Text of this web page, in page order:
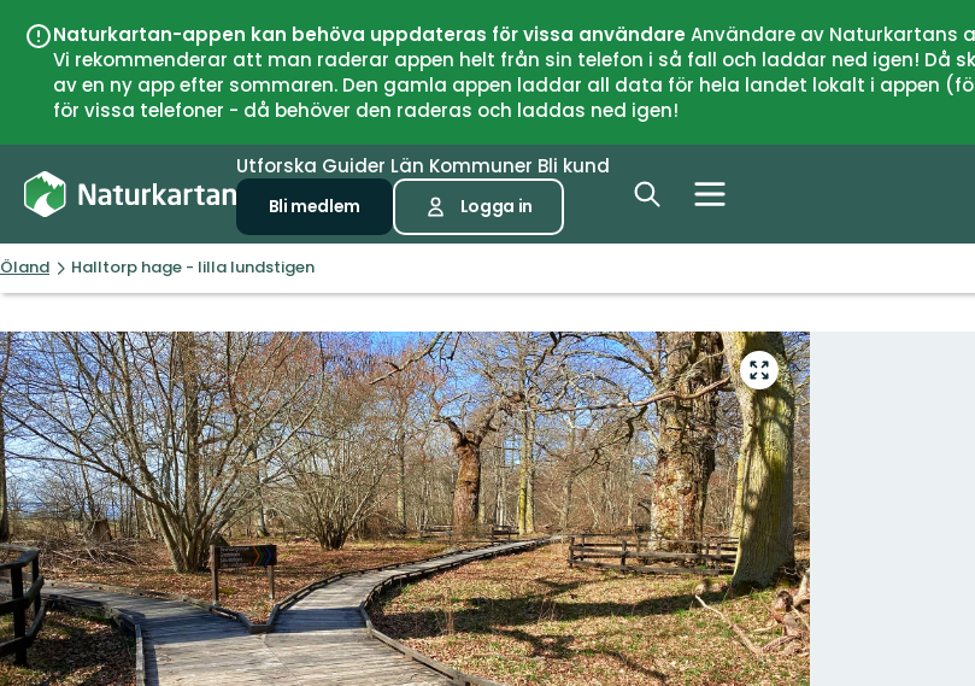
Naturkartan-appen kan behöva uppdateras för vissa användareAnvändare av Naturkartans
Vi rekommenderar att man raderar appen helt från sin telefon i så fall och laddar ned igen! Då
av en ny app efter sommaren. Den gamla appen laddar all data för hela landet lokalt i appen
för vissa telefoner - då behöver den raderas och laddas ned igen!
Utforska Guider Län Kommuner Bli kund
Bli medlem Logga in
Öland Halltorp hage - lilla lundstigen
Gå
till
helskärmsläge